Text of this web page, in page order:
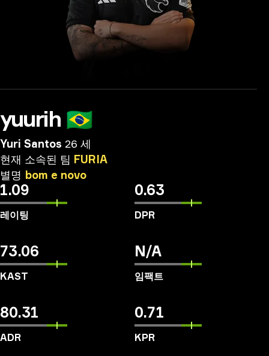
yuurih 🇧🇷
Yuri Santos 26 세
현재 소속된 팀 FURIA
별명 bom e novo
1.09
레이팅
0.63
DPR
73.06
KAST
N/A
임팩트
80.31
ADR
0.71
KPR